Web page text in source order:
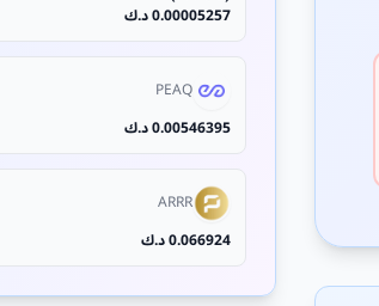
0.00005257 د.ك
PEAQ
0.00546395 د.ك
ARRR
0.066924 د.ك